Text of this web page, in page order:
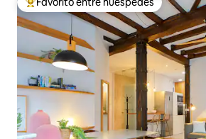
Favorito entre huéspedes preferido